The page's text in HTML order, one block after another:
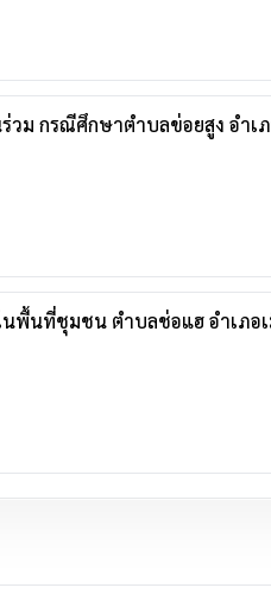
วม กรณีศึกษาตำบลข่อยสูง อำเ
พื้นที่ชุมชน ตำบลช่อแฮ อำเภอ